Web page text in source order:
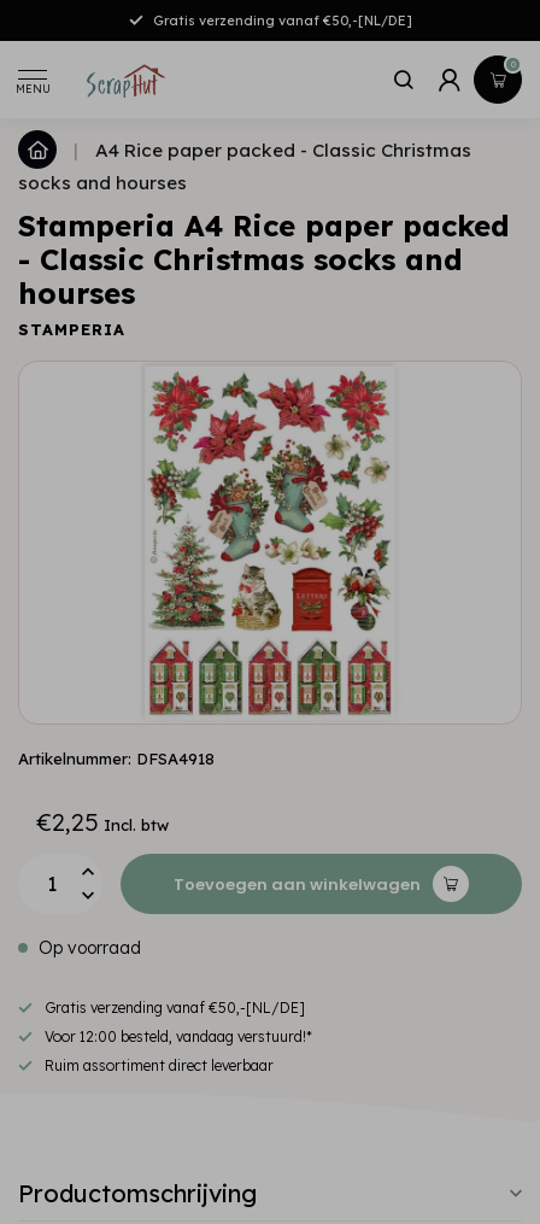
Gratis verzending vanaf €50,-[NL/DE]
MENU
0
|
A4 Rice paper packed - Classic Christmas
socks and hourses
Stamperia A4 Rice paper packed
- Classic Christmas socks and
hourses
STAMPERIA
Artikelnummer: DFSA4918
€2,25 Incl. btw
Toevoegen aan winkelwagen
Op voorraad
Gratis verzending vanaf €50,-[NL/DE]
Voor 12:00 besteld, vandaag verstuurd!*
Ruim assortiment direct leverbaar
Productomschrijving